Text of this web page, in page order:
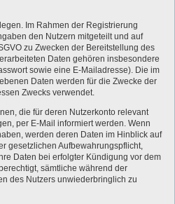
Im Rahmen der Registrierung
den Nutzern mitgeteilt und auf
zu Zwecken der Bereitstellung des
Daten gehören insbesondere
sowie eine E-Mailadresse). Die im
Daten werden für die Zwecke der
Zwecks verwendet.
die für deren Nutzerkonto relevant
per E-Mail informiert werden. Wenn
werden deren Daten im Hinblick auf
gesetzlichen Aufbewahrungspflicht,
Daten bei erfolgter Kündigung vor dem
sämtliche während der
des Nutzers unwiederbringlich zu